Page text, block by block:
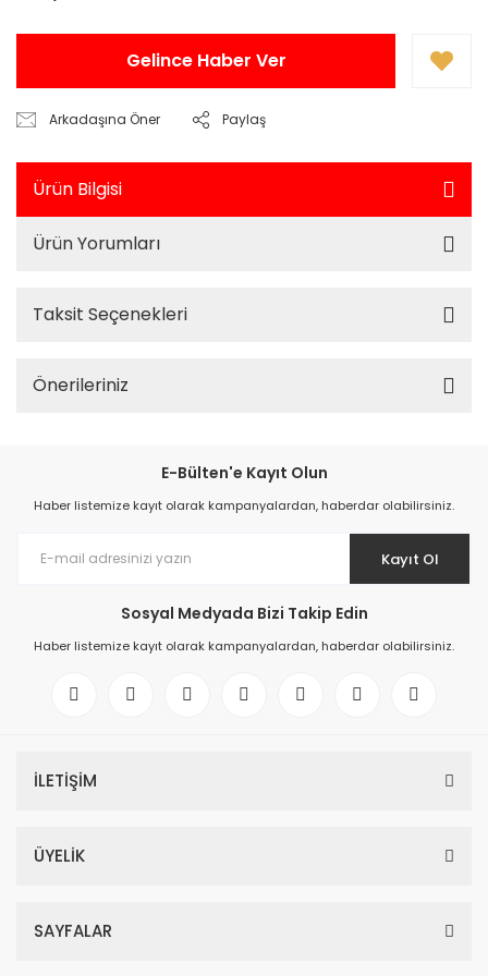
Gelince Haber Ver
Arkadaşına Öner Paylaş
Ürün Bilgisi
Ürün Yorumları
Taksit Seçenekleri
Önerileriniz
E-Bülten'e Kayıt Olun
Haber listemize kayıt olarak kampanyalardan, haberdar olabilirsiniz.
Kayıt Ol
Sosyal Medyada Bizi Takip Edin
Haber listemize kayıt olarak kampanyalardan, haberdar olabilirsiniz.
İLETİŞİM
ÜYELİK
SAYFALAR